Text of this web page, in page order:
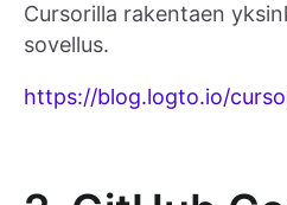
Cursorilla rakentaen
sovellus.
https://blog.logto.io/